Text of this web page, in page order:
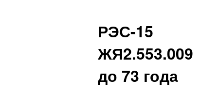
РЭС-15
ЖЯ2.553.009
до 73 года